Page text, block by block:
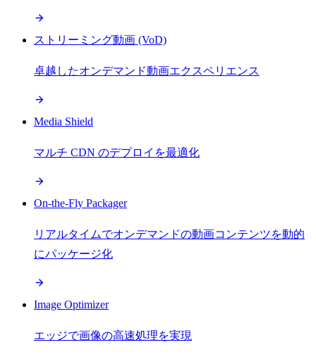
ストリーミング動画 (VoD)
卓越したオンデマンド動画エクスペリエンス
Media Shield
マルチ CDN のデプロイを最適化
On-the-Fly Packager
リアルタイムでオンデマンドの動画コンテンツを動的
にパッケージ化
Image Optimizer
エッジで画像の高速処理を実現